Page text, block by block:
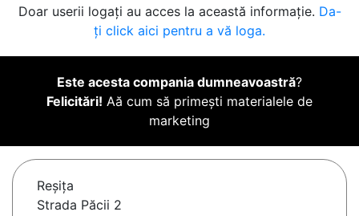
Doar userii logați au acces la această informație. Da-
ți click aici pentru a vă loga.
Este acesta compania dumneavoastră?
Felicitări! Aă cum să primești materialele de
marketing
Reşiţa
Strada Păcii 2